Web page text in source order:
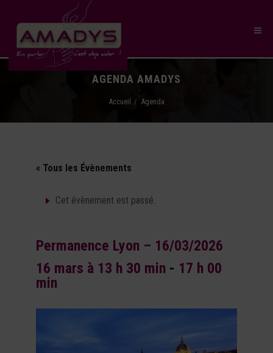
AGENDA AMADYS
Accueil Agenda
« Tous les Évènements
Cet évènement est passé.
Permanence Lyon – 16/03/2026
16 mars à 13 h 30 min - 17 h 00
min